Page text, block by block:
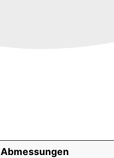
Abmessungen